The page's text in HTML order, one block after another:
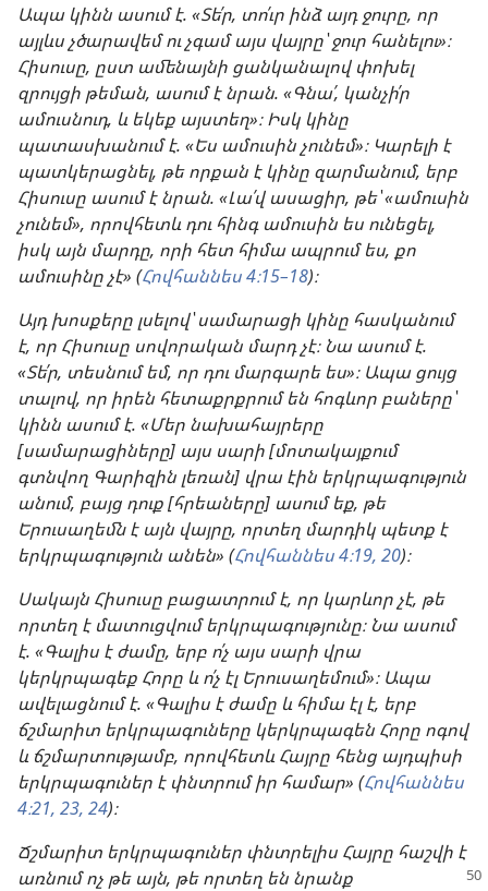
Ապա կինն ասում է. «Տե՛ր, տո՛ւր ինձ այդ ջուրը, որ
այլևս չծարավեմ ու չգամ այս վայրը՝ ջուր հանելու»։
Հիսուսը, ըստ ամենայնի ցանկանալով փոխել
զրույցի թեման, ասում է նրան. «Գնա՛, կանչի՛ր
ամուսնուդ, և եկեք այստեղ»։ Իսկ կինը
պատասխանում է. «Ես ամուսին չունեմ»։ Կարելի է
պատկերացնել, թե որքան է կինը զարմանում, երբ
Հիսուսը ասում է նրան. «Լա՛վ ասացիր, թե՝ «ամուսին
չունեմ», որովհետև դու հինգ ամուսին ես ունեցել,
իսկ այն մարդը, որի հետ հիմա ապրում ես, քո
ամուսինը չէ» (Հովհաննես 4։15–18)։
Այդ խոսքերը լսելով՝ սամարացի կինը հասկանում
է, որ Հիսուսը սովորական մարդ չէ։ Նա ասում է.
«Տե՛ր, տեսնում եմ, որ դու մարգարե ես»։ Ապա ցույց
տալով, որ իրեն հետաքրքրում են հոգևոր բաները՝
կինն ասում է. «Մեր նախահայրերը
[սամարացիները] այս սարի [մոտակայքում
գտնվող Գարիզին լեռան] վրա էին երկրպագություն
անում, բայց դուք [հրեաները] ասում եք, թե
Երուսաղեմն է այն վայրը, որտեղ մարդիկ պետք է
երկրպագություն անեն» (Հովհաննես 4։19, 20)։
Սակայն Հիսուսը բացատրում է, որ կարևոր չէ, թե
որտեղ է մատուցվում երկրպագությունը։ Նա ասում
է. «Գալիս է ժամը, երբ ո՛չ այս սարի վրա
կերկրպագեք Հորը և ո՛չ էլ Երուսաղեմում»։ Ապա
ավելացնում է. «Գալիս է ժամը և հիմա էլ է, երբ
ճշմարիտ երկրպագուները կերկրպագեն Հորը ոգով
և ճշմարտությամբ, որովհետև Հայրը հենց այդպիսի
երկրպագուներ է փնտրում իր համար» (Հովհաննես
4։21, 23, 24)։
Ճշմարիտ երկրպագուներ փնտրելիս Հայրը հաշվի է
առնում ոչ թե այն, թե որտեղ են նրանք